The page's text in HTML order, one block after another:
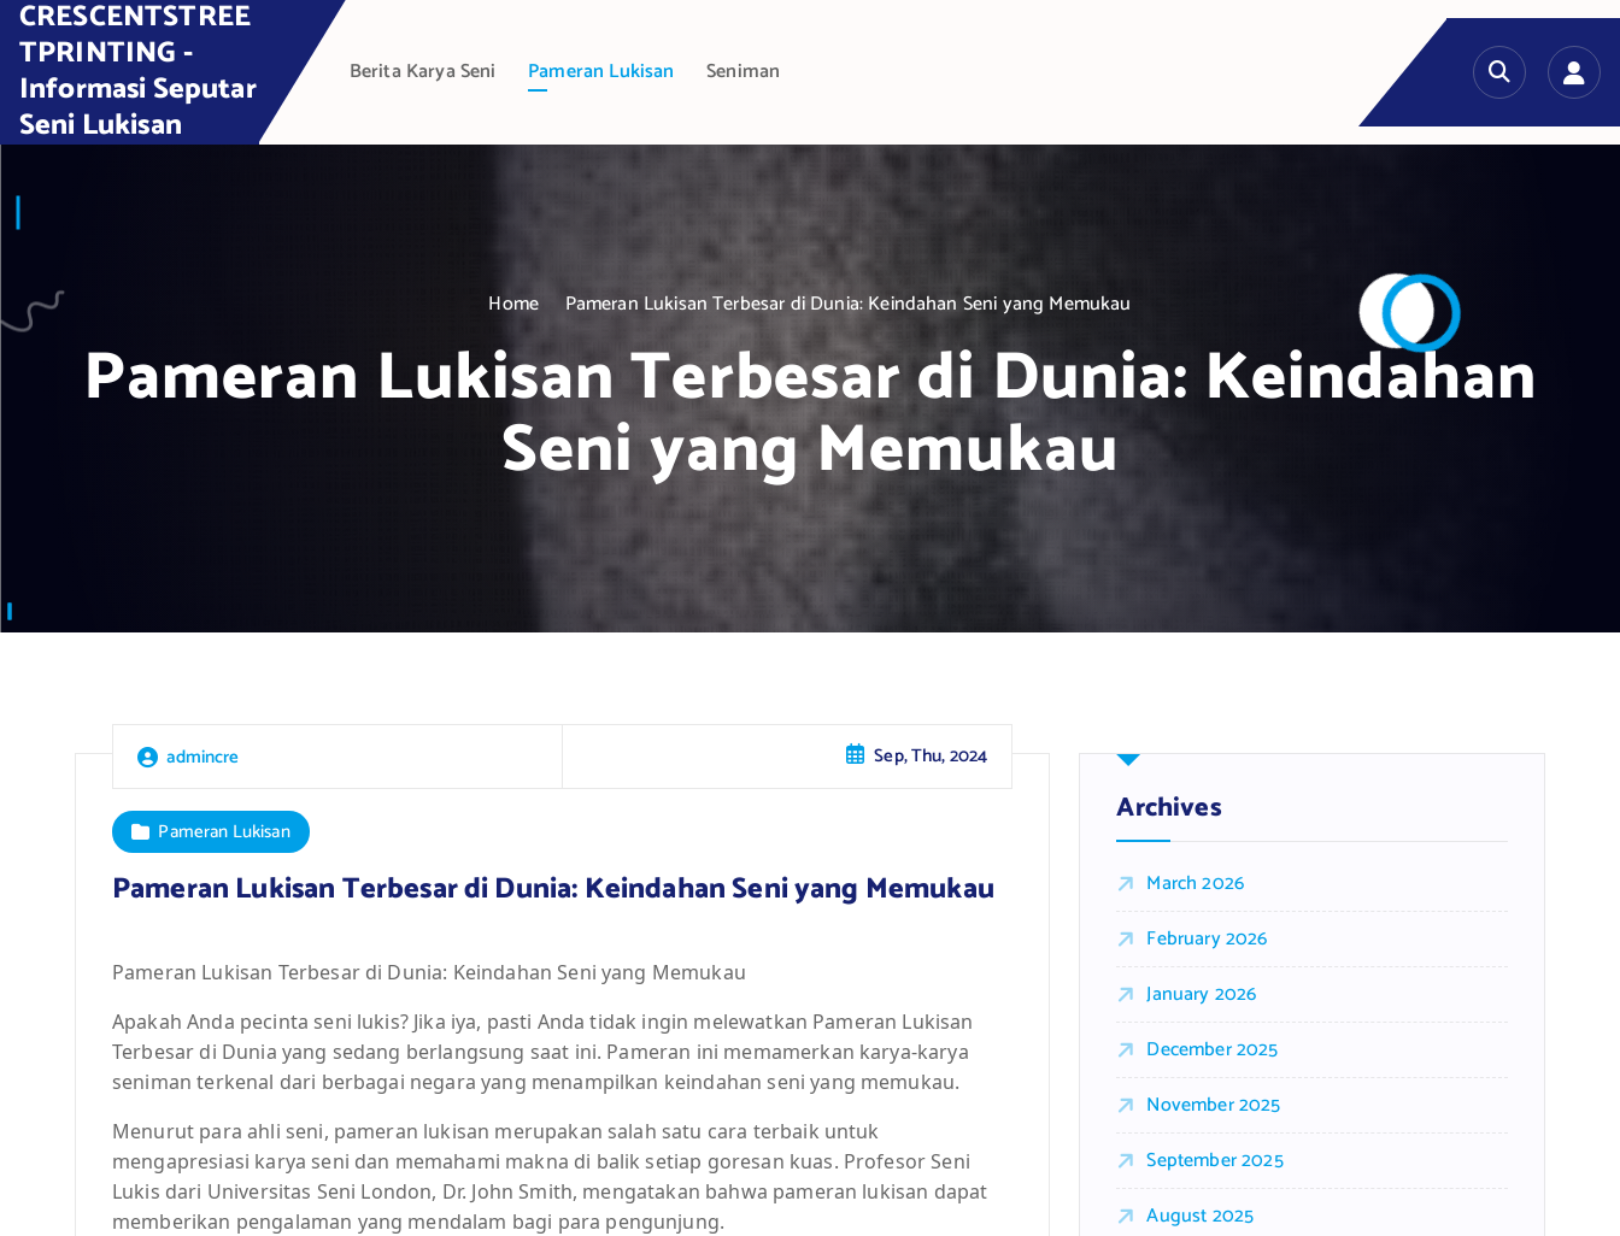
e
CRESCENTSTREE
TPRINTING -
Informasi Seputar
Seni Lukisan
Berita Karya Seni Pameran Lukisan Seniman
Home Pameran Lukisan Terbesar di Dunia: Keindahan Seni yang Memukau
Pameran Lukisan Terbesar di Dunia: Keindahan
Seni yang Memukau
admincre Sep, Thu, 2024
Pameran Lukisan
Pameran Lukisan Terbesar di Dunia: Keindahan Seni yang Memukau
Pameran Lukisan Terbesar di Dunia: Keindahan Seni yang Memukau
Apakah Anda pecinta seni lukis? Jika iya, pasti Anda tidak ingin melewatkan Pameran Lukisan
Terbesar di Dunia yang sedang berlangsung saat ini. Pameran ini memamerkan karya-karya
seniman terkenal dari berbagai negara yang menampilkan keindahan seni yang memukau.
Menurut para ahli seni, pameran lukisan merupakan salah satu cara terbaik untuk
mengapresiasi karya seni dan memahami makna di balik setiap goresan kuas. Profesor Seni
Lukis dari Universitas Seni London, Dr. John Smith, mengatakan bahwa pameran lukisan dapat
memberikan pengalaman yang mendalam bagi para pengunjung.
Archives
March 2026
February 2026
January 2026
December 2025
November 2025
September 2025
August 2025